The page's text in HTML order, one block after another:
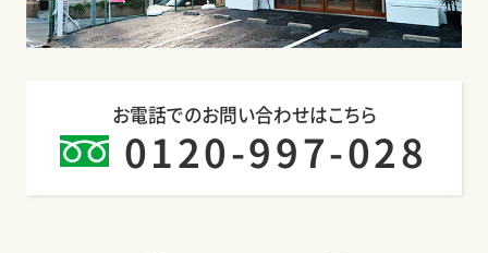
お電話でのお問い合わせはこちら
0120-997-028